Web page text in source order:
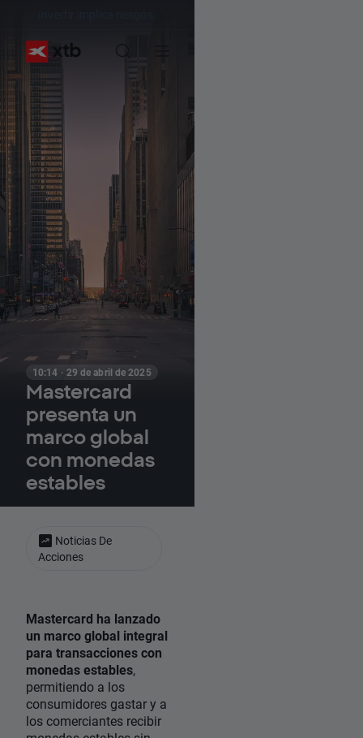
10:14 · 29 de abril de 2025
Mastercard
presenta un
marco global
con monedas
estables
Mastercard ha lanzado
un marco global integral
para transacciones con
monedas estables,
permitiendo a los
consumidores gastar y a
los comerciantes recibir
Noticias De
Acciones